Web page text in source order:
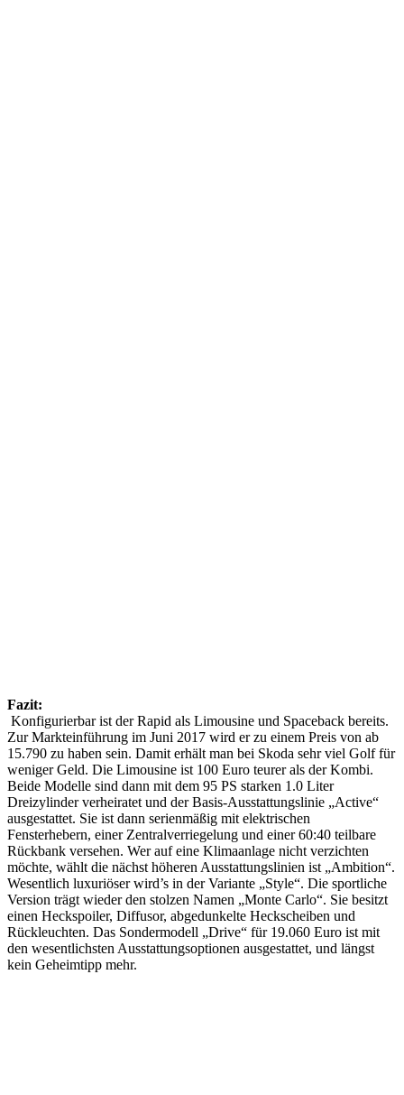
Fazit:
Konfigurierbar ist der Rapid als Limousine und Spaceback bereits.
Zur Markteinführung im Juni 2017 wird er zu einem Preis von ab
15.790 zu haben sein. Damit erhält man bei Skoda sehr viel Golf für
weniger Geld. Die Limousine ist 100 Euro teurer als der Kombi.
Beide Modelle sind dann mit dem 95 PS starken 1.0 Liter
Dreizylinder verheiratet und der Basis-Ausstattungslinie „Active“
ausgestattet. Sie ist dann serienmäßig mit elektrischen
Fensterhebern, einer Zentralverriegelung und einer 60:40 teilbare
Rückbank versehen. Wer auf eine Klimaanlage nicht verzichten
möchte, wählt die nächst höheren Ausstattungslinien ist „Ambition“.
Wesentlich luxuriöser wird’s in der Variante „Style“. Die sportliche
Version trägt wieder den stolzen Namen „Monte Carlo“. Sie besitzt
einen Heckspoiler, Diffusor, abgedunkelte Heckscheiben und
Rückleuchten. Das Sondermodell „Drive“ für 19.060 Euro ist mit
den wesentlichsten Ausstattungsoptionen ausgestattet, und längst
kein Geheimtipp mehr.